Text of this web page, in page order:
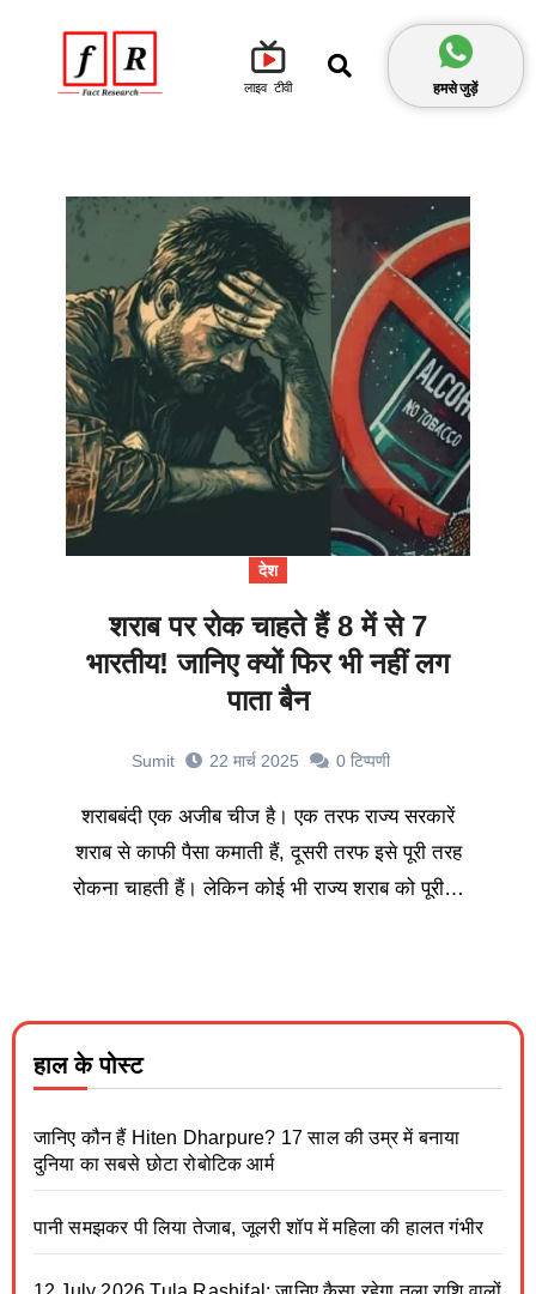
लाइव टीवी हमसे जुड़ें
देश
शराब पर रोक चाहते हैं 8 में से 7
भारतीय! जानिए क्यों फिर भी नहीं लग
पाता बैन
Sumit 22 मार्च 2025 0 टिप्पणी
शराबबंदी एक अजीब चीज है। एक तरफ राज्य सरकारें
शराब से काफी पैसा कमाती हैं, दूसरी तरफ इसे पूरी तरह
रोकना चाहती हैं। लेकिन कोई भी राज्य शराब को पूरी…
हाल के पोस्ट
जानिए कौन हैं Hiten Dharpure? 17 साल की उम्र में बनाया
दुनिया का सबसे छोटा रोबोटिक आर्म
पानी समझकर पी लिया तेजाब, जूलरी शॉप में महिला की हालत गंभीर